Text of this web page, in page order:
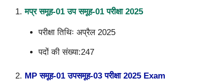
मप्र समूह-01 उप समूह-01 परीक्षा 2025
परीक्षा तिथिः अप्रैल 2025
पदों की संख्या:247
MP समूह-01 उपसमूह-03 परीक्षा 2025 Exam